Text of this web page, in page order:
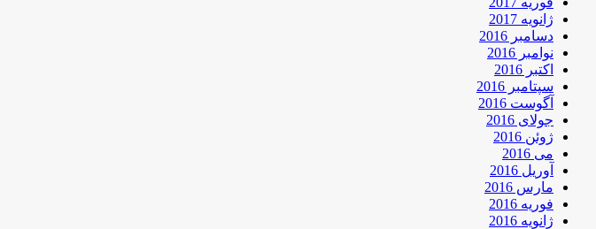
ژانویه 2017
دسامبر 2016
نوامبر 2016
اکتبر 2016
سپتامبر 2016
آگوست 2016
جولای 2016
ژوئن 2016
می 2016
آوریل 2016
مارس 2016
فوریه 2016
ژانویه 2016